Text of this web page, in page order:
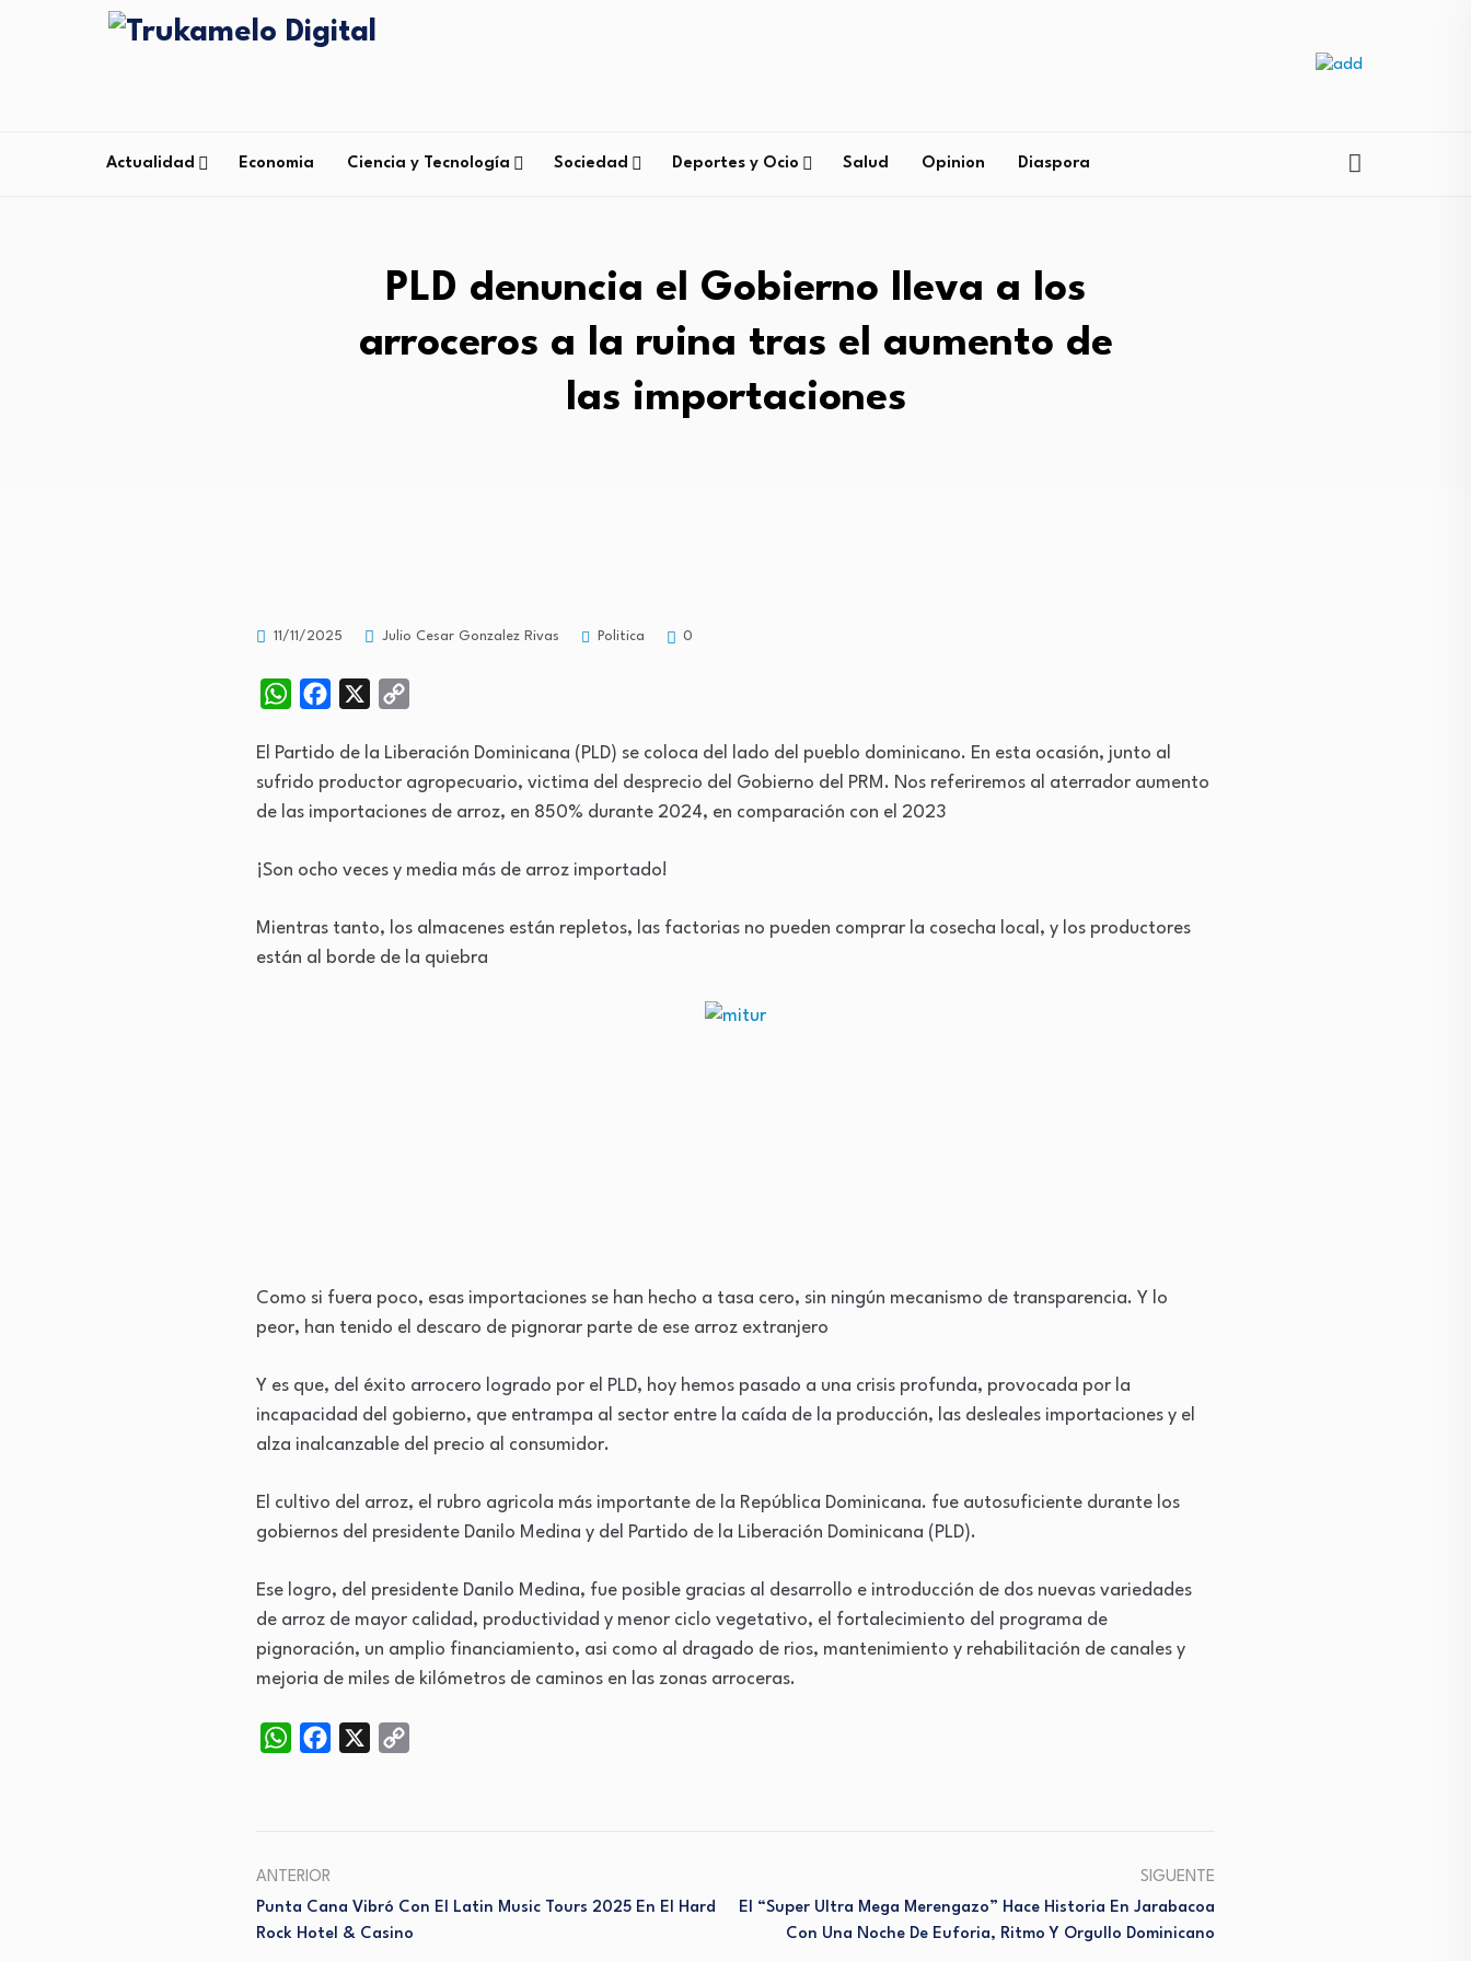
Actualidad Economia Ciencia y Tecnología Sociedad Deportes y Ocio Salud Opinion Diaspora
PLD denuncia el Gobierno lleva a los
arroceros a la ruina tras el aumento de
las importaciones
11/11/2025 Julio Cesar Gonzalez Rivas Politica 0
WhatsAppFacebook
El Partido de la Liberación Dominicana (PLD) se coloca del lado del pueblo dominicano. En esta ocasión, junto al
sufrido productor agropecuario, victima del desprecio del Gobierno del PRM. Nos referiremos al aterrador aumento
de las importaciones de arroz, en 850% durante 2024, en comparación con el 2023
¡Son ocho veces y media más de arroz importado!
Mientras tanto, los almacenes están repletos, las factorias no pueden comprar la cosecha local, y los productores
están al borde de la quiebra
Como si fuera poco, esas importaciones se han hecho a tasa cero, sin ningún mecanismo de transparencia. Y lo
peor, han tenido el descaro de pignorar parte de ese arroz extranjero
Y es que, del éxito arrocero logrado por el PLD, hoy hemos pasado a una crisis profunda, provocada por la
incapacidad del gobierno, que entrampa al sector entre la caída de la producción, las desleales importaciones y el
alza inalcanzable del precio al consumidor.
El cultivo del arroz, el rubro agricola más importante de la República Dominicana. fue autosuficiente durante los
gobiernos del presidente Danilo Medina y del Partido de la Liberación Dominicana (PLD).
Ese logro, del presidente Danilo Medina, fue posible gracias al desarrollo e introducción de dos nuevas variedades
de arroz de mayor calidad, productividad y menor ciclo vegetativo, el fortalecimiento del programa de
pignoración, un amplio financiamiento, asi como al dragado de rios, mantenimiento y rehabilitación de canales y
mejoria de miles de kilómetros de caminos en las zonas arroceras.
WhatsAppFacebook
ANTERIOR
Punta Cana Vibró Con El Latin Music Tours 2025 En El Hard
Rock Hotel & Casino
SIGUENTE
El “Super Ultra Mega Merengazo” Hace Historia En Jarabacoa
Con Una Noche De Euforia, Ritmo Y Orgullo Dominicano